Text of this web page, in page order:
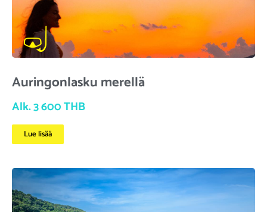
Auringonlasku merellä
Alk. 3 600 THB
Lue lisää